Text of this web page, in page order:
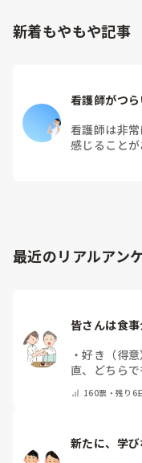
新着もやもや記事
看護師がつ
看護師は非
感じること
最近のリアルアン
皆さんは食
・好き（得
直、どちら
160票・残り6
新たに、学